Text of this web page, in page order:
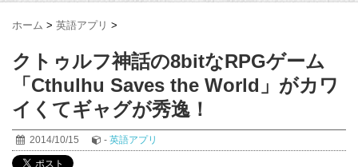
ホーム > 英語アプリ >
クトゥルフ神話の8bitなRPGゲーム
「Cthulhu Saves the World」がカワ
イくてギャグが秀逸！
2014/10/15 - 英語アプリ